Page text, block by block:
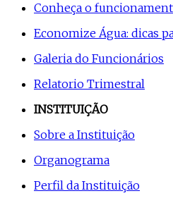
Conheça o
Economize Água: dicas
Galeria do Funcionários
Relatorio Trimestral
INSTITUIÇÃO
Sobre a Instituição
Organograma
Perfil da Instituição